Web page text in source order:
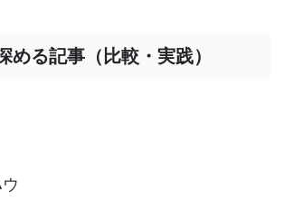
る記事（比較・実践）